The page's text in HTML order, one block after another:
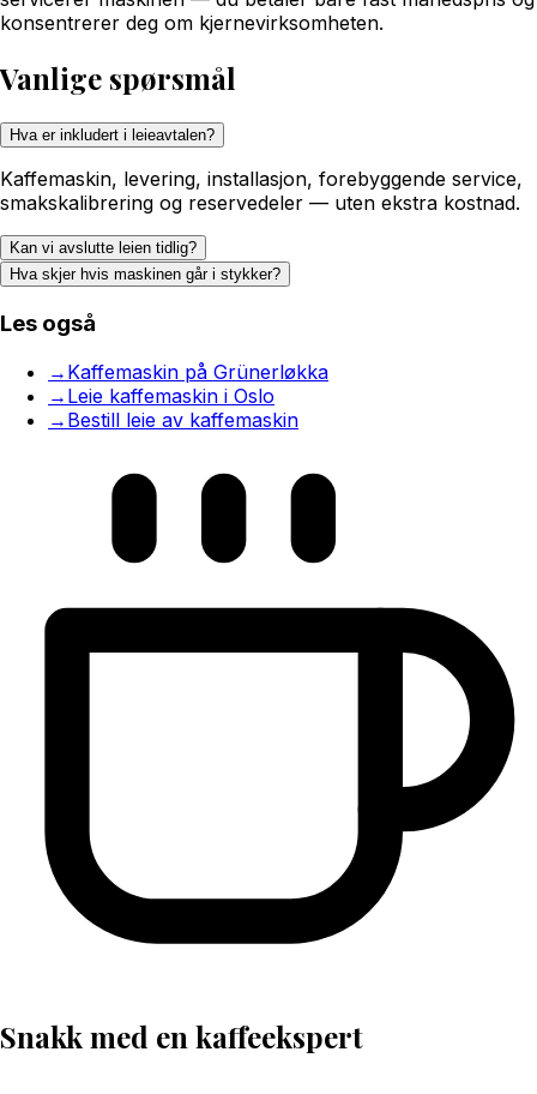
konsentrerer deg om kjernevirksomheten.
Vanlige spørsmål
Hva er inkludert i leieavtalen?
Kaffemaskin, levering, installasjon, forebyggende service,
smakskalibrering og reservedeler — uten ekstra kostnad.
Kan vi avslutte leien tidlig?
Hva skjer hvis maskinen går i stykker?
Les også
→ Kaffemaskin på Grünerløkka
→ Leie kaffemaskin i Oslo
→ Bestill leie av kaffemaskin
Snakk med en kaffeekspert